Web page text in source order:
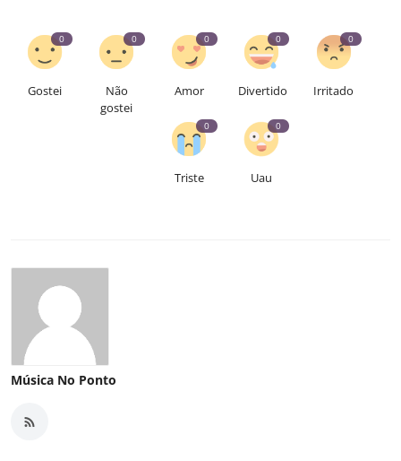
0
Gostei
0
Não
gostei
0
Amor
0
Divertido
0
Irritado
0
Triste
0
Uau
Música No Ponto